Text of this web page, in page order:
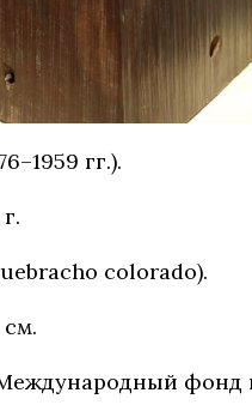
гг.).
colorado).
см.
фонд